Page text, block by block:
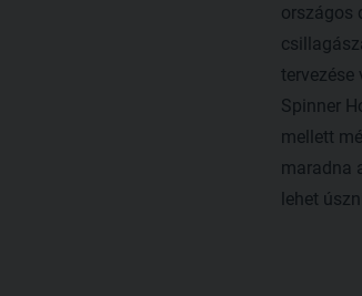
országos
Spinner
mellett
maradna
lehet